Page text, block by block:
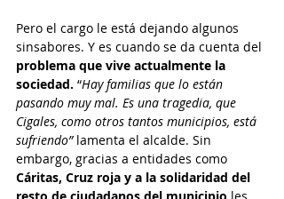
Pero el cargo le está dejando algunos
sinsabores. Y es cuando se da cuenta del
problema que vive actualmente la
sociedad. “Hay familias que lo están
pasando muy mal. Es una tragedia, que
Cigales, como otros tantos municipios, está
sufriendo” lamenta el alcalde. Sin
embargo, gracias a entidades como
Cáritas, Cruz roja y a la solidaridad del
resto de ciudadanos del municipio les